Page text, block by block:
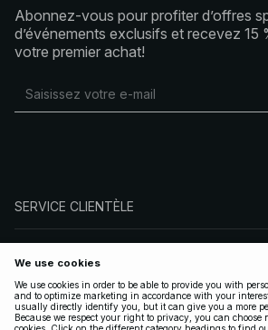
Abonnez-vous pour profiter d’offres
d’événements exclusifs et recevez 15
votre premier achat!
SERVICE CLIENTÈLE
SUIVEZ-NOUS